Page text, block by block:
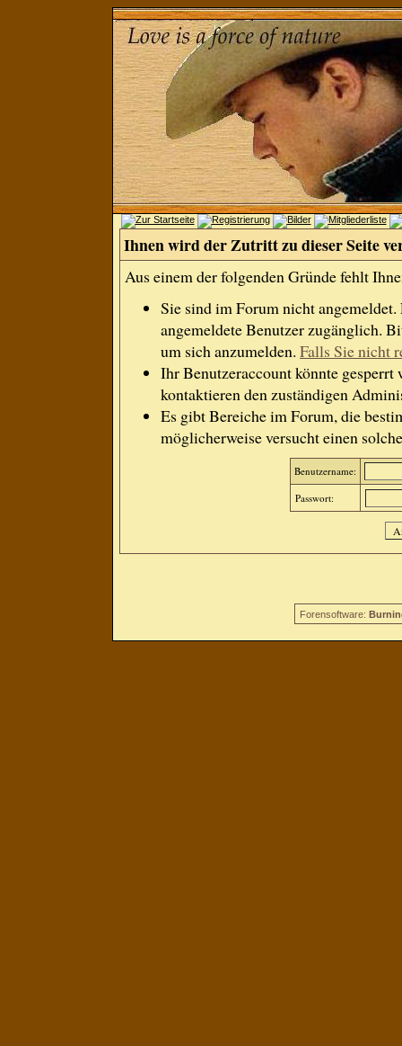
Ihnen wird der Zutritt zu dieser Seite
Aus einem der folgenden Gründe fehlt
Sie sind im Forum nicht
angemeldete Benutzer zugänglich.
um sich anzumelden. Falls Sie nicht
Ihr Benutzeraccount könnte gesperrt
kontaktieren den zuständigen
Es gibt Bereiche im Forum, die
möglicherweise versucht einen
Benutzername:
Passwort:
Forensoftware: